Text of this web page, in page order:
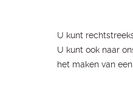
U kunt
U kunt ook naar
het maken van